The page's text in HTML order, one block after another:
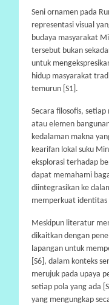
Seni ornamen pada
representasi visual
budaya masyarakat
tersebut bukan
untuk
hidup masyarakat
temurun [S1].
Secara filosofis,
atau elemen
kedalaman makna
kearifan lokal suku
eksplorasi terhadap
dapat memahami
diintegrasikan ke
memperkuat identitas
Meskipun literatur
dikaitkan dengan
lapangan untuk
[S6], dalam konteks
merujuk pada upaya
setiap pola yang ada
yang mengungkap